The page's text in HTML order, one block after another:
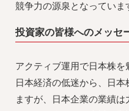
競争力の源泉となっていま
投資家の皆様へのメッセ
アクティブ運用で日本株を
日本経済の低迷から、日
ますが、日本企業の業績